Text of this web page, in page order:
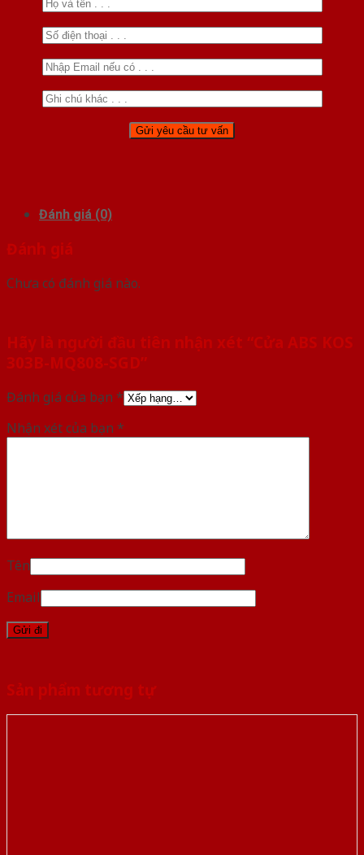
Đánh giá (0)
Đánh giá
Chưa có đánh giá nào.
Hãy là người đầu tiên nhận xét “Cửa ABS KOS
303B-MQ808-SGD”
Đánh giá của bạn *
Nhận xét của bạn *
Tên
Email
Sản phẩm tương tự